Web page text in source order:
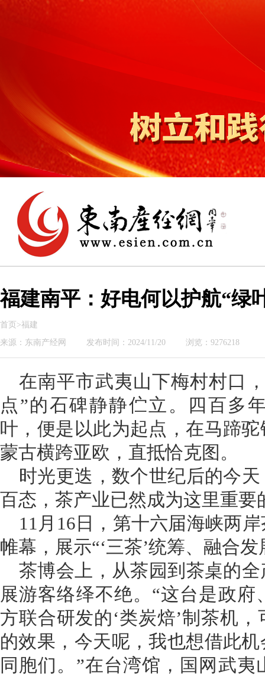
福建南平：好电何以护航“绿
首页>福建
来源：东南产经网
发布时间：2024/11/20 浏览：9276218
在南平市武夷山下梅村村口
点”的石碑静静伫立。四百多
叶，便是以此为起点，在马蹄
蒙古横跨亚欧，直抵恰克图。
时光更迭，数个世纪后的今
百态，茶产业已然成为这里重要
11月16日，第十六届海峡两
帷幕，展示“‘三茶’统筹、融合
茶博会上，从茶园到茶桌的
展游客络绎不绝。“这台是政
方联合研发的‘类炭焙’制茶机
的效果，今天呢，我也想借此
同胞们。”在台湾馆，国网武